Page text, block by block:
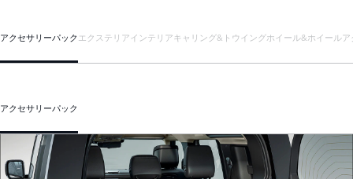
アクセサリーパック エクステリアインテリアキャリング&トウイングホイール&ホイール
アクセサリーパック